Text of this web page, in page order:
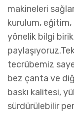
makineleri
kurulum,
yönelik bilgi
tecrübemiz
bez çanta ve
baskı kalitesi,
sürdürülebilir